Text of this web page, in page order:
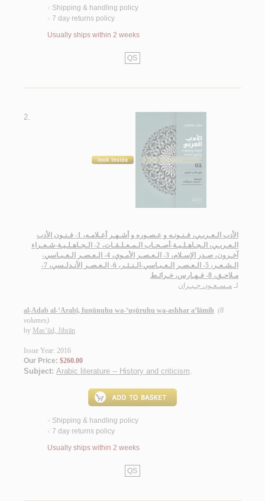
< Shipping & handling policy
< 7 day returns policy
Usually ships within 2 weeks
QS
2.
الأدب الـعـربـي، فـنـونـه و عـصـوره و أشـهـر أعـلامـه، 1- فـنـون الأدب
الـعـربـي، الـجـاهـلـيـة-أصـحـاب الـمـعـلـقـات، 2- الـجـاهـلـيـة-شـعـراء
آخـرون، صـدر الإسـلام، 3- الـعـصـر الأمـوي، 4- الـعـصـر الـعـبـاسي-
الـشـعـر، 5- الـعـصـر الـعـبـاسي-الـنـثـر، 6- الـعـصـر الأنـدلـسي، 7-
مـلاحـق، 8- فـهـارس، خـرائـط
لـ مـسـعـود، جـبـران
al-Adab al-‘Arabī, funūnuhu wa-‘uṣūruhu wa-ashhar a‘lāmih (8
volumes)
by Mas‘ūd, Jibrān
Issue Year: 2016
Our Price: $260.00
Subject: Arabic literature -- History and criticism.
< Shipping & handling policy
< 7 day returns policy
Usually ships within 2 weeks
QS